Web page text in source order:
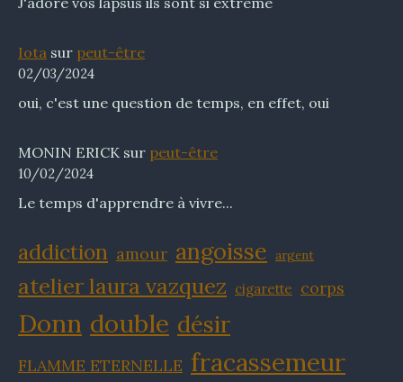
Iota sur peut-être
02/03/2024
oui, c'est une question de temps, en effet, oui
MONIN ERICK sur peut-être
10/02/2024
Le temps d'apprendre à vivre...
addiction amour angoisse argent
atelier laura vazquez cigarette corps
Donn double désir
FLAMME ETERNELLE fracassemeur